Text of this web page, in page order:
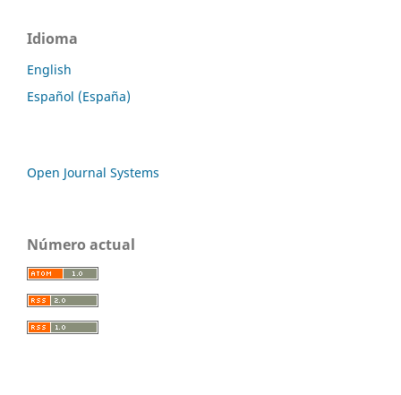
Idioma
English
Español (España)
Open Journal Systems
Número actual